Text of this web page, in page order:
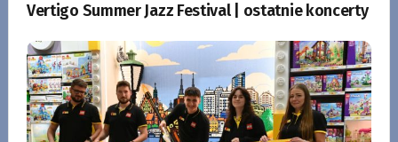
Vertigo Summer Jazz Festival | ostatnie koncerty